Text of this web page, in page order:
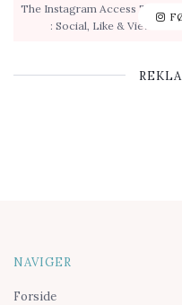
The Instagram Access Token
: Social, Like & View >
NAVIGER
Forside